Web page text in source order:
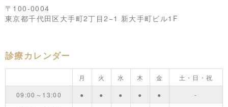
〒100-0004
東京都千代田区大手町2丁目2−1 新大手町ビル1F
診療カレンダー
月 火 水 木 金
土・日・祝
09:00～13:00
● ● ● ● ●
-